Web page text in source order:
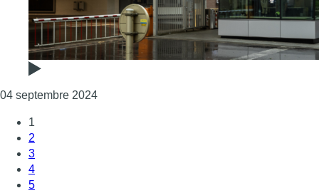
04 septembre 2024Consulter l'article "Audi Brussels : le
1
2
3
4
5